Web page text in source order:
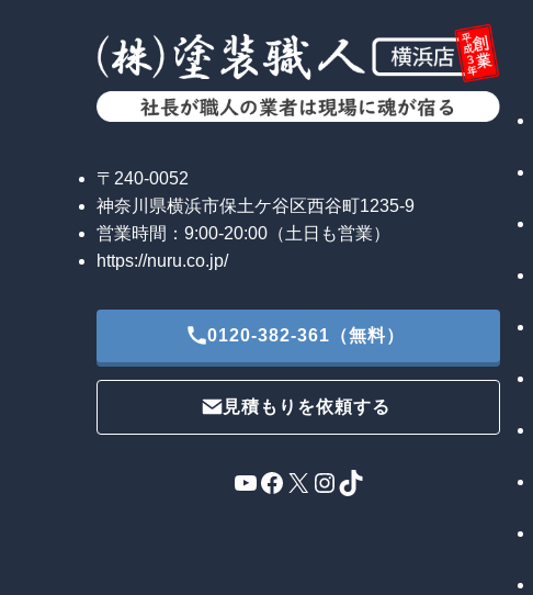
〒240-0052
神奈川県横浜市保土ケ谷区西谷町1235-9
営業時間：9:00-20:00（土日も営業）
https://nuru.co.jp/
0120-382-361（無料）
見積もりを依頼する
YouTube
Facebook
X Instagram
TikTok